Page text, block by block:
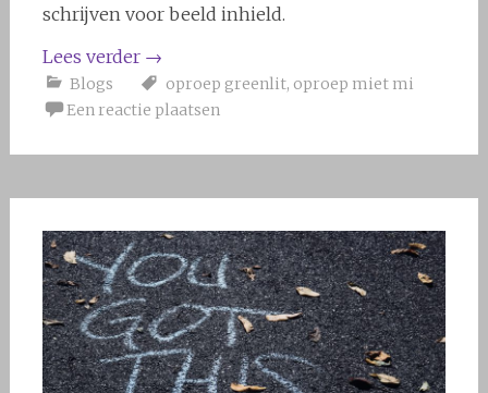
schrijven voor beeld inhield.
Lees verder →
Blogs oproep greenlit, oproep miet mi
Een reactie plaatsen